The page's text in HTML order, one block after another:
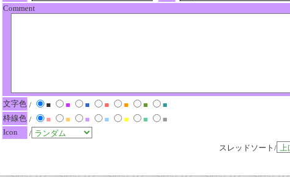
Comment
文字色 / ■ ■ ■ ■ ■ ■
■
枠線色 / ■ ■ ■ ■ ■ ■
■
Icon
/
スレッドソート/